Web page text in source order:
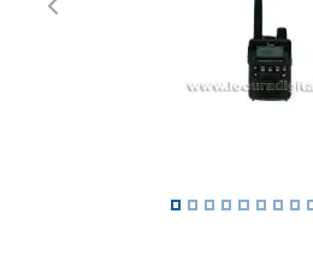
Previous